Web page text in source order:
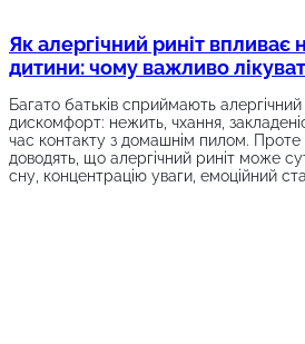
Як алергічний риніт впливає
дитини: чому важливо
Багато батьків сприймають
дискомфорт: нежить, чхання,
час контакту з домашнім пилом. Проте
доводять, що алергічний риніт може
сну, концентрацію уваги, емоційний